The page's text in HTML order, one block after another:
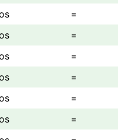
=
=
=
=
=
=